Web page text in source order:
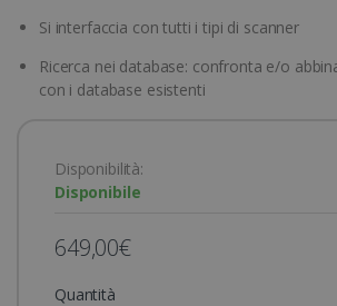
Si interfaccia con tutti i tipi di scanner
Ricerca nei database: confronta e/o
con i database esistenti
Disponibilità:
Disponibile
649,00€
Quantità